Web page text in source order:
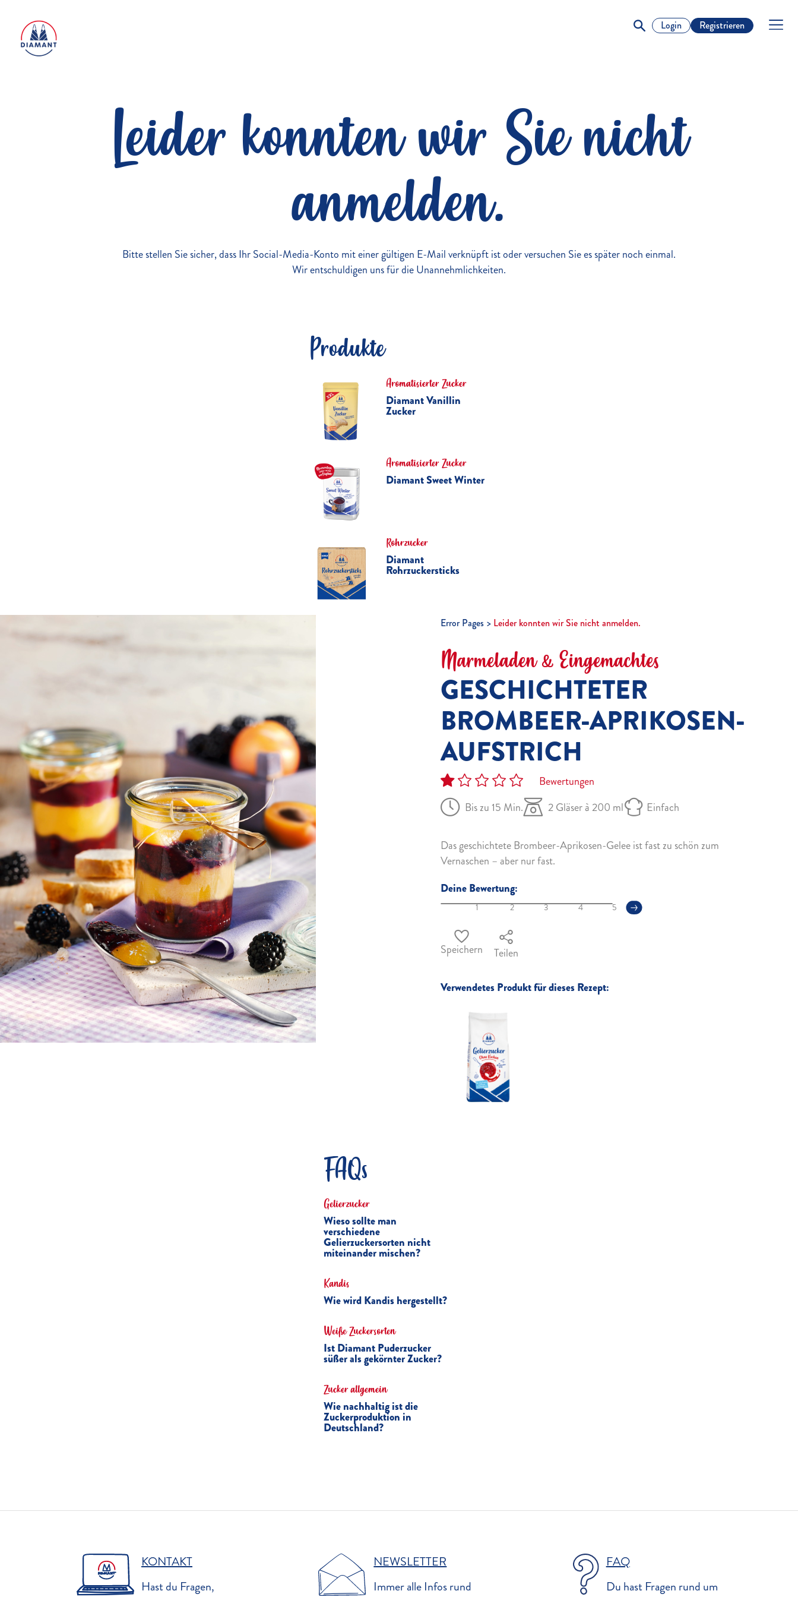
Login Registrieren
Leider konnten wir Sie nicht
anmelden.
Bitte stellen Sie sicher, dass Ihr Social-Media-Konto mit einer gültigen E-Mail verknüpft ist oder versuchen Sie es später noch einmal.
Wir entschuldigen uns für die Unannehmlichkeiten.
Produkte
Aromatisierter Zucker
Diamant Vanillin
Zucker
Aromatisierter Zucker
Diamant Sweet Winter
Rohrzucker
Diamant
Rohrzuckersticks
Error Pages Leider konnten wir Sie nicht anmelden.
Marmeladen & Eingemachtes
GESCHICHTETER
BROMBEER-APRIKOSEN-
AUFSTRICH
Bewertungen
Bis zu 15 Min.
2 Gläser à 200 ml Einfach
Das geschichtete Brombeer-Aprikosen-Gelee ist fast zu schön zum
Vernaschen – aber nur fast.
Deine Bewertung:
1 2 3 4 5
Speichern Teilen
Verwendetes Produkt für dieses Rezept:
FAQs
Gelierzucker
Wieso sollte man
verschiedene
Gelierzuckersorten nicht
miteinander mischen?
Kandis
Wie wird Kandis hergestellt?
Weiße Zuckersorten
Ist Diamant Puderzucker
süßer als gekörnter Zucker?
Zucker allgemein
Wie nachhaltig ist die
Zuckerproduktion in
Deutschland?
KONTAKT
Hast du Fragen,
NEWSLETTER
Immer alle Infos rund
FAQ
Du hast Fragen rund um